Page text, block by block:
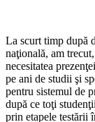
La scurt timp după
naţională, am
necesitatea
pe ani de studii şi
pentru sistemul de
după ce toţi
prin etapele testării